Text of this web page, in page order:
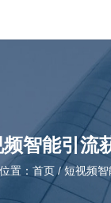
智能引流
置：首页/短视频